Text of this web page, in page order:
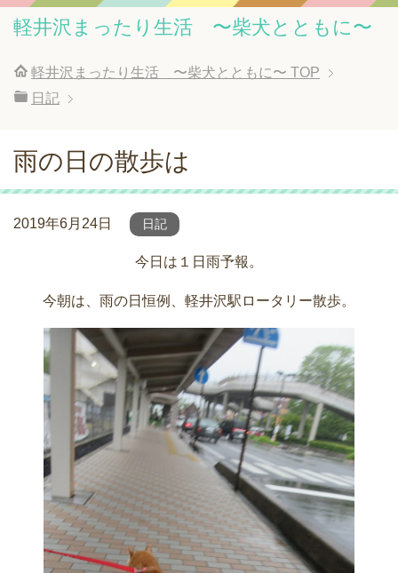
軽井沢まったり生活 〜柴犬とともに〜
軽井沢まったり生活 〜柴犬とともに〜 TOP
日記
雨の日の散歩は
2019年6月24日 日記
今日は１日雨予報。
今朝は、雨の日恒例、軽井沢駅ロータリー散歩。